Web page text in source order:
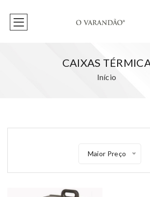
CAIXAS
Início
Maior Preço